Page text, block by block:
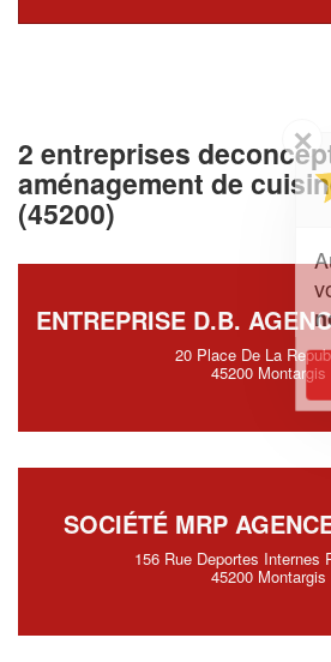
2 entreprises
aménagement de
(45200)
ENTREPRISE D.B.
20 Place De La
45200 Montargis
SOCIÉTÉ MRP
156 Rue Deportes Internes
45200 Montargis
✕
Vous
Augmentez votre
tout
nouveaux clients
En